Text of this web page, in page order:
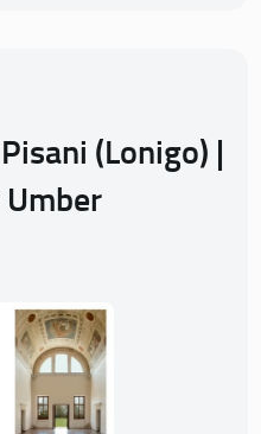
(Lonigo) |